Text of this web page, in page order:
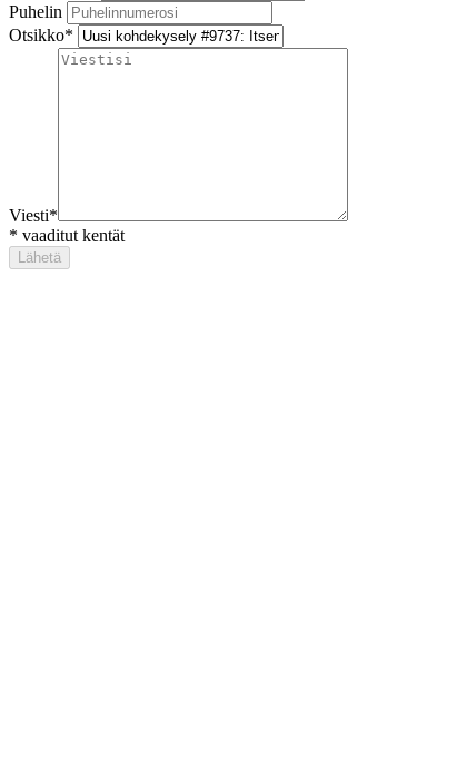
Puhelin
Otsikko*
Viesti*
* vaaditut kentät